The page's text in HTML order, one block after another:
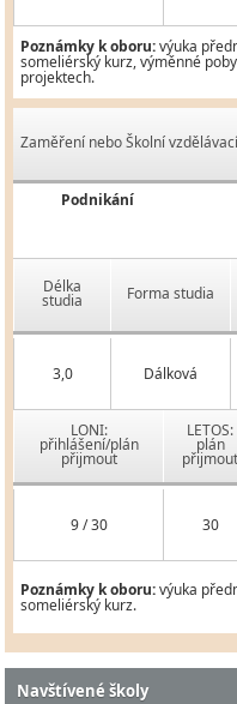
Poznámky k oboru:výuka
someliérský kurz, výměnné
projektech.
Zaměření nebo Školní
Podnikání
Délka
studia Forma studia
3,0 Dálková
LONI:
přihlášení/plán
přijmout
LETOS:
plán
přijmout
9 / 30 30
Poznámky k oboru:výuka
someliérský kurz.
Navštívené školy